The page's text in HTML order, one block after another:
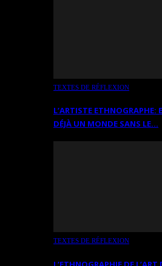
TEXTES DE RÉFLEXION
L’ARTISTE
DÉJÀ UN MONDE SANS LE…
TEXTES DE RÉFLEXION